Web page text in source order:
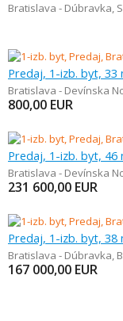
Bratislava - Dúbravka,
Predaj, 1-izb. byt, 33
Bratislava - Devínska
800,00 EUR
Predaj, 1-izb. byt, 46
Bratislava - Devínska
231 600,00 EUR
Predaj, 1-izb. byt, 38
Bratislava - Dúbravka,
167 000,00 EUR